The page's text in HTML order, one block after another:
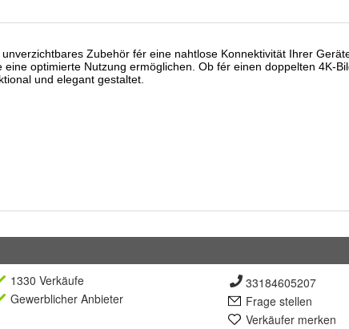
1330 Verkäufe
Gewerblicher Anbieter
33184605207
Frage stellen
Verkäufer merken